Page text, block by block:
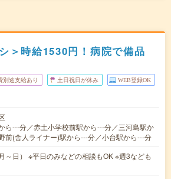
＞時給1530円！病院で備品
別途支給あり 土日祝日が休み WEB登録OK
ら---分／赤土小学校前駅から---分／三河島駅か
前(舎人ライナー)駅から---分／小台駅から---分
～日） ※平日のみなどの相談もOK ※週3なども